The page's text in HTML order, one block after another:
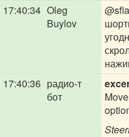
17:40:34 Oleg
Buylov
17:40:36 радио-т
бот